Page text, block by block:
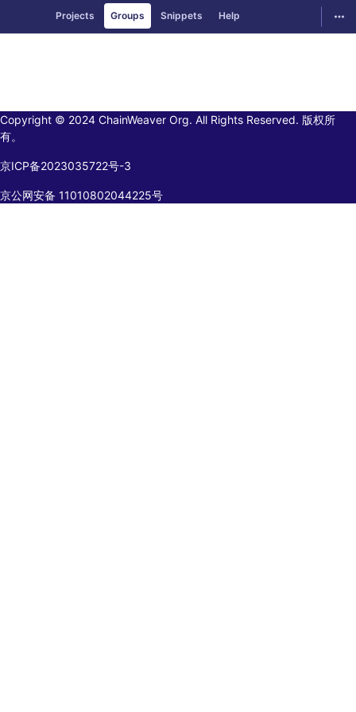
Skip to content
Projects Groups Snippets Help
Copyright © 2024 ChainWeaver Org. All Rights Reserved. 版权所
有。
京ICP备2023035722号-3
京公网安备 11010802044225号